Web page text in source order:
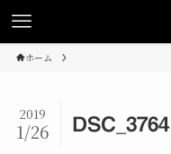
ホーム
DSC_3764
2019
1/26